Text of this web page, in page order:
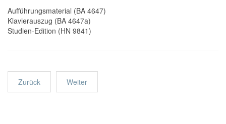
Aufführungsmaterial (BA 4647)
Klavierauszug (BA 4647a)
Studien-Edition (HN 9841)
Zurück Weiter